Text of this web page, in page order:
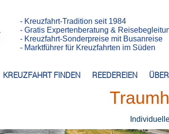
KREUZFAHRT FINDEN REEDEREIEN
- Kreuzfahrt-Tradition seit 1984
- Gratis Expertenberatung &
- Kreuzfahrt-Sonderpreise mit Busanreise
- Marktführer für Kreuzfahrten im Süden